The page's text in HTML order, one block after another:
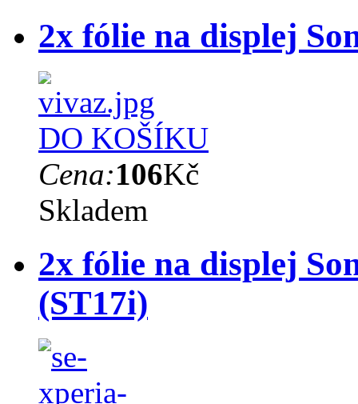
2x fólie na displej
DO KOŠÍKU
Cena:106Kč
Skladem
2x fólie na displej
(ST17i)